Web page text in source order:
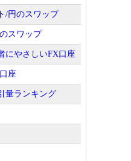
/円のスワップ
スワップ
にやさしいFX口座
座
量ランキング